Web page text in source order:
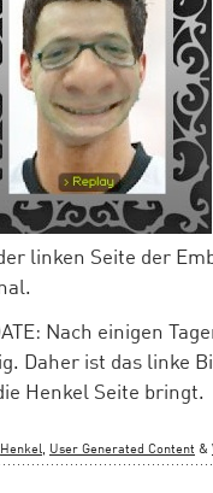
linken Seite der
Nach einigen
Daher ist das linke
Henkel Seite bringt.
Henkel User Generated Content &